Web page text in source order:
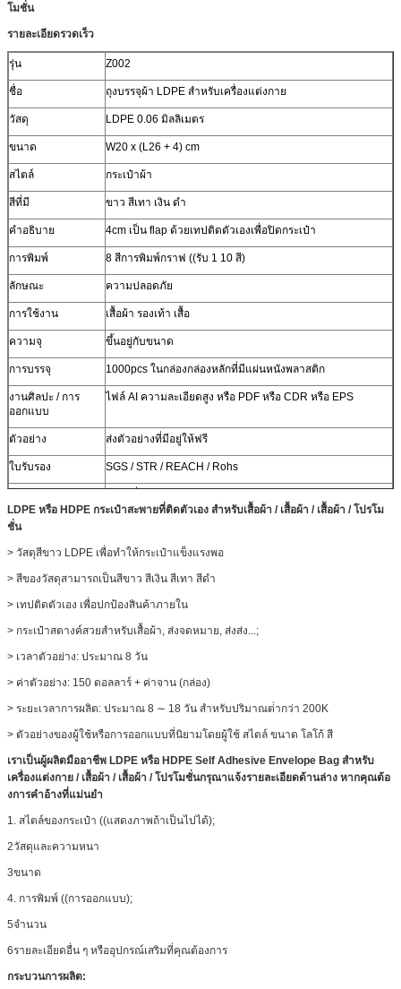
โมชั่น
รายละเอียดรวดเร็ว
รุ่น Z002
ชื่อ ถุงบรรจุผ้า LDPE สําหรับเครื่องแต่งกาย
วัสดุ LDPE 0.06 มิลลิเมตร
ขนาด W20 x (L26 + 4) cm
สไตล์ กระเป๋าผ้า
สีที่มี ขาว สีเทา เงิน ดํา
คําอธิบาย 4cm เป็น flap ด้วยเทปติดตัวเองเพื่อปิดกระเป๋า
การพิมพ์ 8 สีการพิมพ์กราฟ ((รับ 1 10 สี)
ลักษณะ ความปลอดภัย
การใช้งาน เสื้อผ้า รองเท้า เสื้อ
ความจุ ขึ้นอยู่กับขนาด
การบรรจุ 1000pcs ในกล่องกล่องหลักที่มีแผ่นหนังพลาสติก
งานศิลปะ / การ
ออกแบบ
ไฟล์ AI ความละเอียดสูง หรือ PDF หรือ CDR หรือ EPS
ตัวอย่าง ส่งตัวอย่างที่มีอยู่ให้ฟรี
ใบรับรอง SGS / STR / REACH / Rohs
บรรจุของยินดี
LDPE หรือ HDPE กระเป๋าสะพายที่ติดตัวเอง สําหรับเสื้อผ้า / เสื้อผ้า / เสื้อผ้า / โปรโม
ชั่น
> วัสดุสีขาว LDPE เพื่อทําให้กระเป๋าแข็งแรงพอ
> สีของวัสดุสามารถเป็นสีขาว สีเงิน สีเทา สีดํา
> เทปติดตัวเอง เพื่อปกป้องสินค้าภายใน
> กระเป๋าสตางค์สวยสําหรับเสื้อผ้า, ส่งจดหมาย, ส่งส่ง...;
> เวลาตัวอย่าง: ประมาณ 8 วัน
> ค่าตัวอย่าง: 150 ดอลลาร์ + ค่าจาน (กล่อง)
> ระยะเวลาการผลิต: ประมาณ 8 ∼ 18 วัน สําหรับปริมาณต่ํากว่า 200K
> ตัวอย่างของผู้ใช้หรือการออกแบบที่นิยามโดยผู้ใช้ สไตล์ ขนาด โลโก้ สี
เราเป็นผู้ผลิตมืออาชีพ LDPE หรือ HDPE Self Adhesive Envelope Bag สําหรับ
เครื่องแต่งกาย / เสื้อผ้า / เสื้อผ้า / โปรโมชั่นกรุณาแจ้งรายละเอียดด้านล่าง หากคุณต้อ
งการคําอ้างที่แม่นยํา
1. สไตล์ของกระเป๋า ((แสดงภาพถ้าเป็นไปได้);
2วัสดุและความหนา
3ขนาด
4. การพิมพ์ ((การออกแบบ);
5จํานวน
6รายละเอียดอื่น ๆ หรืออุปกรณ์เสริมที่คุณต้องการ
กระบวนการผลิต: